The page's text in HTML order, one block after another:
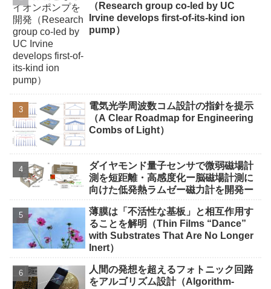
（Research group co-led by UC
Irvine develops first-of-its-kind ion
pump）
電気光学周波数コム設計の指針を提示
（A Clear Roadmap for Engineering
Combs of Light）
ダイヤモンド量子センサで微弱磁場計
測を短距離・高感度化ー脳磁場計測に
向けた低発熱ラムゼー磁力計を開発ー
薄膜は「不活性な基板」と相互作用す
ることを解明（Thin Films “Dance”
with Substrates That Are No Longer
Inert）
人間の発想を超えるフォトニック回路
をアルゴリズム設計（Algorithm-